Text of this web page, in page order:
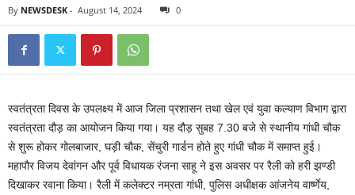
By NEWSDESK - August 14, 2024 0
स्वतंत्रता दिवस के उपलक्ष्य में आज जिला प्रशासन तथा खेल एवं युवा कल्याण विभाग द्वारा
स्वतंत्रता दौड़ का आयोजन किया गया। यह दौड़ सुबह 7.30 बजे से स्थानीय गांधी चौक
से शुरू होकर गोलबाजार, घड़ी चौक, सेंचुरी गार्डन होते हुए गांधी चौक में समाप्त हुई।
महापौर विजय देवांगन और पूर्व विधायक रंजना साहू ने इस अवसर पर रैली को हरी झण्डी
दिखाकर रवाना किया। रैली में कलेक्टर नम्रता गांधी, पुलिस अधीक्षक आंजनेय वार्ष्णेय,